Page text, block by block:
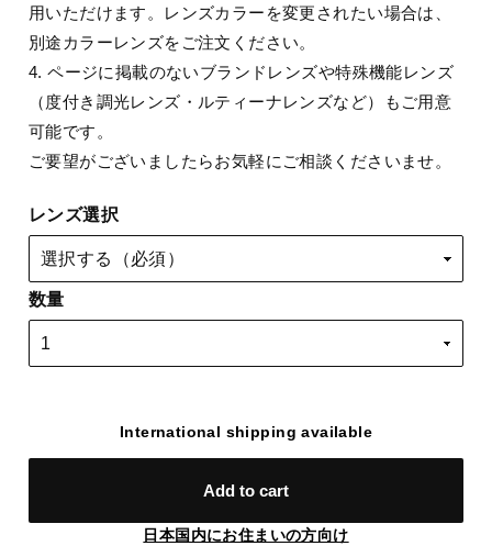
用いただけます。レンズカラーを変更されたい場合は、
別途カラーレンズをご注文ください。
4. ページに掲載のないブランドレンズや特殊機能レンズ
（度付き調光レンズ・ルティーナレンズなど）もご用意
可能です。
ご要望がございましたらお気軽にご相談くださいませ。
レンズ選択
数量
International shipping available
Add to cart
日本国内にお住まいの方向け